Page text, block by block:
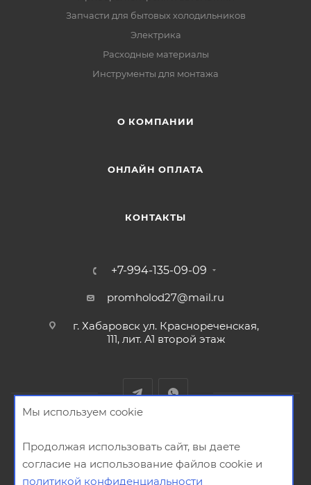
Запчасти для бытовых холодильников
Электрика
Расходные материалы
Инструменты для монтажа
О КОМПАНИИ
ОНЛАЙН ОПЛАТА
КОНТАКТЫ
+7-994-135-09-09
promholod27@mail.ru
г. Хабаровск ул. Краснореченская,
111, лит. А1 второй этаж
2026 © ООО "СТРОЙХЛАДСИСТЕМ"
Мы используем cookie
Продолжая использовать сайт, вы даете
согласие на использование файлов cookie и
политикой конфиденциальности